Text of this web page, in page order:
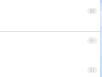
89
90
91